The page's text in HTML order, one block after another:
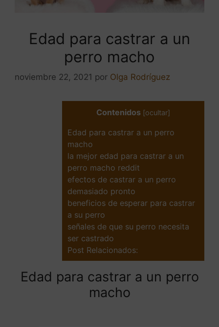
Edad para castrar a un
perro macho
noviembre 22, 2021 por Olga Rodríguez
Contenidos [ocultar]
Edad para castrar a un perro
macho
la mejor edad para castrar a un
perro macho reddit
efectos de castrar a un perro
demasiado pronto
beneficios de esperar para castrar
a su perro
señales de que su perro necesita
ser castrado
Post Relacionados:
Edad para castrar a un perro
macho